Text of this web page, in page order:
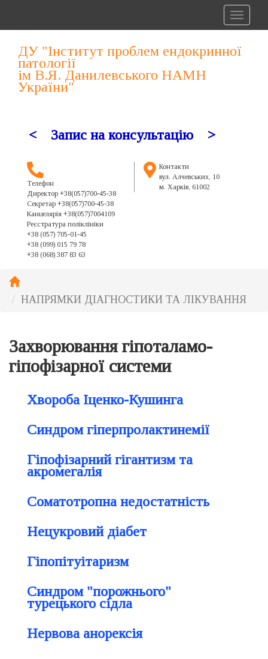
Toggle
ДУ "Інститут проблем ендокринної
патології
ім В.Я. Данилевського НАМН
України"
< Запис на консультацію >
Телефон
Директор +38(057)700-45-38
Секретар +38(057)700-45-38
Канцелярія +38(057)7004109
Реєстратура поліклініки
+38 (057) 705-01-45
+38 (099) 015 79 78
+38 (068) 387 83 63
Контакти
вул. Алчевських, 10
м. Харків, 61002
НАПРЯМКИ ДІАГНОСТИКИ ТА ЛІКУВАННЯ
Захворювання гіпоталамо-
гіпофізарної системи
Хвороба Іценко-Кушинга
Синдром гіперпролактинемії
Гіпофізарний гігантизм та
акромегалія
Соматотропна недостатність
Нецукровий діабет
Гіпопітуітаризм
Синдром "порожнього"
турецького сідла
Нервова анорексія